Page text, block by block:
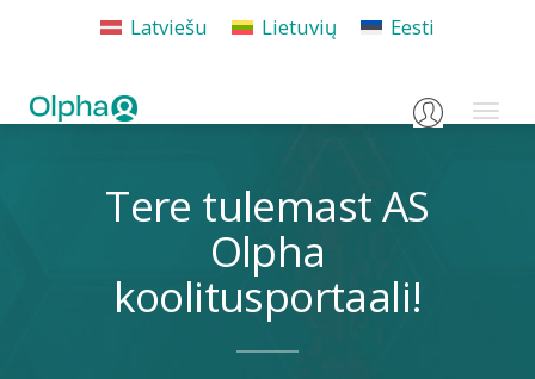
Latviešu Lietuvių Eesti
Login
Tere tulemast AS
Olpha
koolitusportaali!